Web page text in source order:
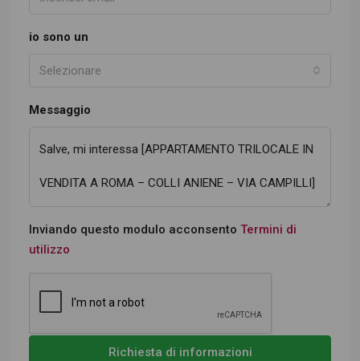
io sono un
Selezionare
Messaggio
Inviando questo modulo acconsento Termini di
utilizzo
Richiesta di informazioni